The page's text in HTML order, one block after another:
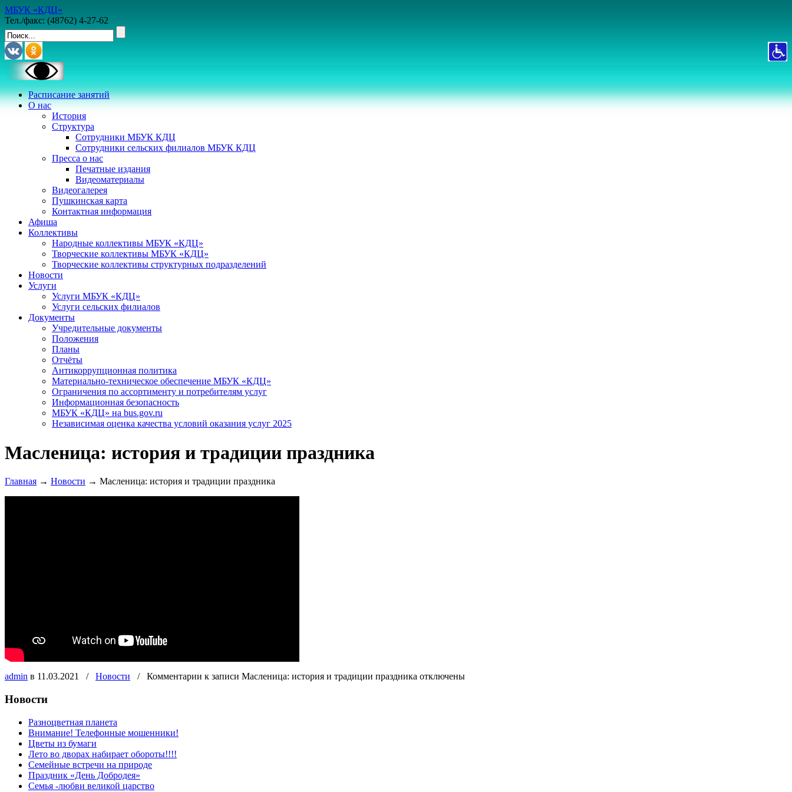
МБУК «КДЦ»
Тел./факс: (48762) 4-27-62
Расписание занятий
О нас
История
Структура
Сотрудники МБУК КДЦ
Сотрудники сельских филиалов МБУК КДЦ
Пресса о нас
Печатные издания
Видеоматериалы
Видеогалерея
Пушкинская карта
Контактная информация
Афиша
Коллективы
Народные коллективы МБУК «КДЦ»
Творческие коллективы МБУК «КДЦ»
Творческие коллективы структурных подразделений
Новости
Услуги
Услуги МБУК «КДЦ»
Услуги сельских филиалов
Документы
Учредительные документы
Положения
Планы
Отчёты
Антикоррупционная политика
Материально-техническое обеспечение МБУК «КДЦ»
Ограничения по ассортименту и потребителям услуг
Информационная безопасность
МБУК «КДЦ» на bus.gov.ru
Независимая оценка качества условий оказания услуг 2025
Масленица: история и традиции праздника
Главная → Новости → Масленица: история и традиции праздника
admin в 11.03.2021 / Новости / Комментарии к записи Масленица: история и традиции праздника отключены
Новости
Разноцветная планета
Внимание! Телефонные мошенники!
Цветы из бумаги
Лето во дворах набирает обороты!!!!
Семейные встречи на природе
Праздник «День Добродея»
Семья -любви великой царство